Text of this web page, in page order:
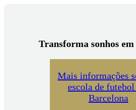
Transforma sonhos
Mais informações
escola de futebol
Barcelona